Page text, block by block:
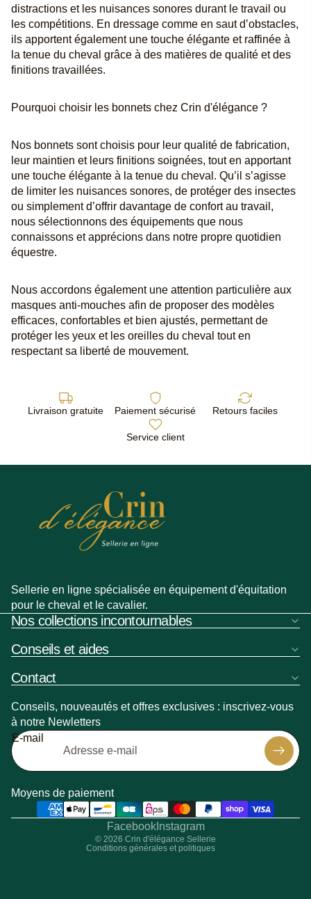
distractions et les nuisances sonores durant le travail ou
les compétitions. En dressage comme en saut d’obstacles,
ils apportent également une touche élégante et raffinée à
la tenue du cheval grâce à des matières de qualité et des
finitions travaillées.
Pourquoi choisir les bonnets chez Crin d'élégance ?
Nos bonnets sont choisis pour leur qualité de fabrication,
leur maintien et leurs finitions soignées, tout en apportant
une touche élégante à la tenue du cheval. Qu’il s’agisse
de limiter les nuisances sonores, de protéger des insectes
ou simplement d’offrir davantage de confort au travail,
nous sélectionnons des équipements que nous
connaissons et apprécions dans notre propre quotidien
équestre.
Nous accordons également une attention particulière aux
masques anti-mouches afin de proposer des modèles
efficaces, confortables et bien ajustés, permettant de
protéger les yeux et les oreilles du cheval tout en
respectant sa liberté de mouvement.
Livraison gratuite Paiement sécurisé Retours faciles
Service client
Sellerie en ligne spécialisée en équipement d'équitation
pour le cheval et le cavalier.
Nos collections incontournables
Conseils et aides
Contact
Conseils, nouveautés et offres exclusives : inscrivez-vous
à notre Newletters
E-mail
Moyens de paiement
FacebookInstagram
© 2026 Crin d'élégance Sellerie
Conditions générales et politiques
Politique de remboursement
Politique de confidentialité
Conditions générales de vente